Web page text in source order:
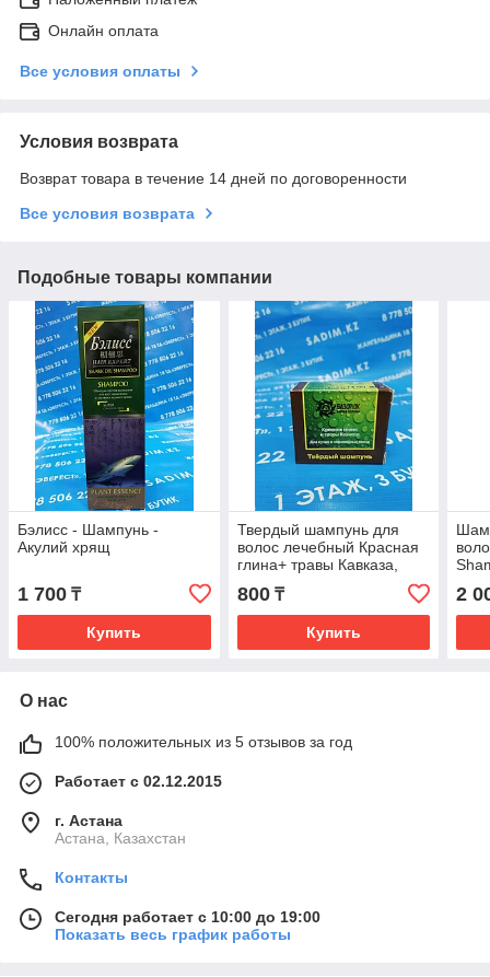
Онлайн оплата
Все условия оплаты
Условия возврата
Возврат товара в течение 14 дней по договоренности
Все условия возврата
Подобные товары компании
Бэлисс - Шампунь -
Акулий хрящ
1 700 ₸
Купить
Твердый шампунь для
волос лечебный Красная
глина+ травы Кавказа,
коробка, 30 г, "Бизорюк"
800₸
Купить
2
О нас
100% положительных из 5 отзывов за год
Работает с 02.12.2015
г. Астана
Астана, Казахстан
Контакты
Сегодня работает с 10:00 до 19:00
Показать весь график работы